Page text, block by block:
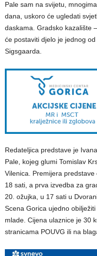
Pale sam na svijetu,
dana, uskoro će ugledati
daskama. Gradsko kazalište
će postaviti djelo je jednog
Sigsgaarda.
Redateljica predstave je
Pale, kojeg glumi Tomislav
Vilenica. Premijera
18 sati, a prva izvedba za
20. ožujka, u 17 sati u
Scena Gorica ujedno
mlade. Cijena ulaznice je 30
stranicama POUVG ili na